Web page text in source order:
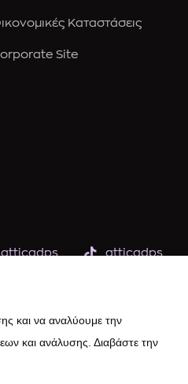
Καταστάσεις
Site
atticadps atticadps
και να αναλύουμε την
και ανάλυσης. Διαβάστε την